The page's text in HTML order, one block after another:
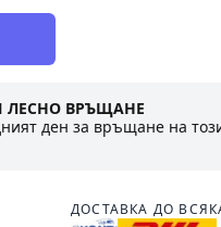
ЛЕСНО ВРЪЩАНЕ
ден за връщане на
ДОСТАВКА ДО